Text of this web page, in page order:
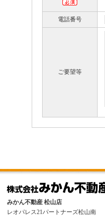
電話番号
ご要望等
みかん不動産 松山店
レオパレス21パートナーズ松山南